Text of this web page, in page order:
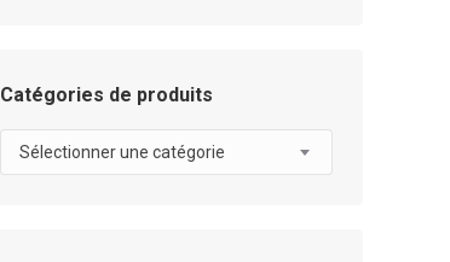
Catégories de produits
Sélectionner une catégorie